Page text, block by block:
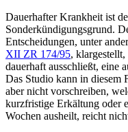
Dauerhafter Krankheit ist
Sonderkündigungsgrund.
Entscheidungen, unter
XII ZR 174/95,
dauerhaft ausschließt, eine
Das Studio kann in diesem
aber nicht vorschreiben,
kurzfristige Erkältung oder
Wochen ausheilt, reicht